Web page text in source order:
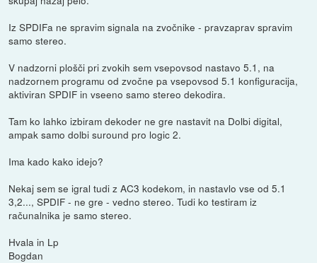
Iz SPDIFa ne spravim signala na zvočnike - pravzaprav spravim
samo stereo.
V nadzorni plošči pri zvokih sem vsepovsod nastavo 5.1, na
nadzornem programu od zvočne pa vsepovsod 5.1 konfiguracija,
aktiviran SPDIF in vseeno samo stereo dekodira.
Tam ko lahko izbiram dekoder ne gre nastavit na Dolbi digital,
ampak samo dolbi suround pro logic 2.
Ima kado kako idejo?
Nekaj sem se igral tudi z AC3 kodekom, in nastavlo vse od 5.1
3,2..., SPDIF - ne gre - vedno stereo. Tudi ko testiram iz
računalnika je samo stereo.
Hvala in Lp
Bogdan